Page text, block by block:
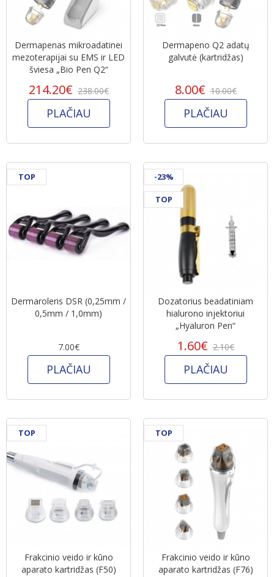
Dermapenas mikroadatinei
mezoterapijai su EMS ir LED
šviesa „Bio Pen Q2“
214.20€ 238.00€
PLAČIAU
Dermapeno Q2 adatų
galvutė (kartridžas)
8.00€ 10.00€
PLAČIAU
Dermaroleris DSR (0,25mm /
0,5mm / 1,0mm)
7.00€
PLAČIAU
TOP
Dozatorius beadatiniam
hialurono injektoriui
„Hyaluron Pen“
1.60€ 2.10€
PLAČIAU
-23%
TOP
Frakcinio veido ir kūno
aparato kartridžas (F50)
TOP
Frakcinio veido ir kūno
aparato kartridžas (F76)
TOP